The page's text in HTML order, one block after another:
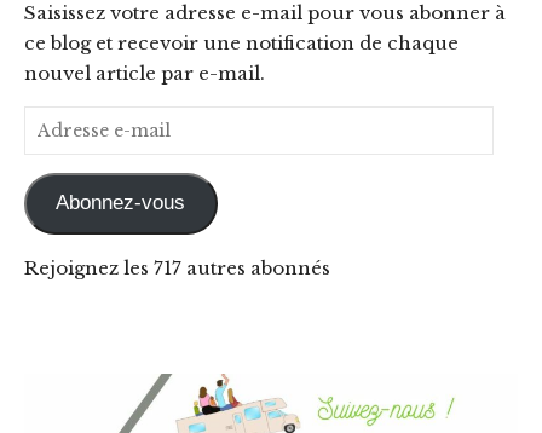
Saisissez votre adresse e-mail pour vous abonner à
ce blog et recevoir une notification de chaque
nouvel article par e-mail.
Adresse e-mail
Abonnez-vous
Rejoignez les 717 autres abonnés